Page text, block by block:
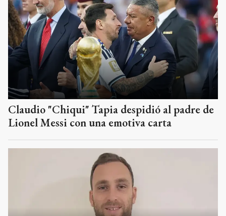
Claudio "Chiqui" Tapia despidió al padre de
Lionel Messi con una emotiva carta